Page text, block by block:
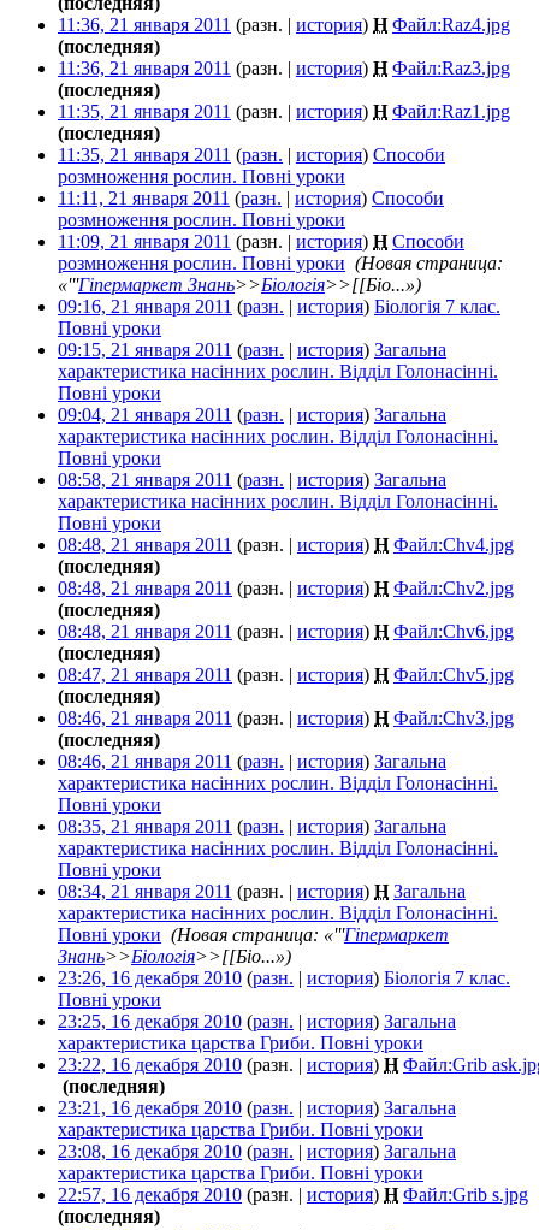
11:36, 21 января 2011 (разн. | история) Н Файл:Raz4.jpg
(последняя)
11:36, 21 января 2011 (разн. | история) Н Файл:Raz3.jpg
(последняя)
11:35, 21 января 2011 (разн. | история) Н Файл:Raz1.jpg
(последняя)
11:35, 21 января 2011 (разн. | история) Способи
розмноження рослин. Повні уроки
11:11, 21 января 2011 (разн. | история) Способи
розмноження рослин. Повні уроки
11:09, 21 января 2011 (разн. | история) Н Способи
розмноження рослин. Повні уроки (Новая страница:
«'''Гіпермаркет Знань>>Біологія>>[[Біо...»)
09:16, 21 января 2011 (разн. | история) Біологія 7 клас.
Повні уроки
09:15, 21 января 2011 (разн. | история) Загальна
характеристика насінних рослин. Відділ Голонасінні.
Повні уроки
09:04, 21 января 2011 (разн. | история) Загальна
характеристика насінних рослин. Відділ Голонасінні.
Повні уроки
08:58, 21 января 2011 (разн. | история) Загальна
характеристика насінних рослин. Відділ Голонасінні.
Повні уроки
08:48, 21 января 2011 (разн. | история) Н Файл:Chv4.jpg
(последняя)
08:48, 21 января 2011 (разн. | история) Н Файл:Chv2.jpg
(последняя)
08:48, 21 января 2011 (разн. | история) Н Файл:Chv6.jpg
(последняя)
08:47, 21 января 2011 (разн. | история) Н Файл:Chv5.jpg
(последняя)
08:46, 21 января 2011 (разн. | история) Н Файл:Chv3.jpg
(последняя)
08:46, 21 января 2011 (разн. | история) Загальна
характеристика насінних рослин. Відділ Голонасінні.
Повні уроки
08:35, 21 января 2011 (разн. | история) Загальна
характеристика насінних рослин. Відділ Голонасінні.
Повні уроки
08:34, 21 января 2011 (разн. | история) Н Загальна
характеристика насінних рослин. Відділ Голонасінні.
Повні уроки (Новая страница: «'''Гіпермаркет
Знань>>Біологія>>[[Біо...»)
23:26, 16 декабря 2010 (разн. | история) Біологія 7 клас.
Повні уроки
23:25, 16 декабря 2010 (разн. | история) Загальна
характеристика царства Гриби. Повні уроки
23:22, 16 декабря 2010 (разн. | история) Н Файл:Grib
(последняя)
23:21, 16 декабря 2010 (разн. | история) Загальна
характеристика царства Гриби. Повні уроки
23:08, 16 декабря 2010 (разн. | история) Загальна
характеристика царства Гриби. Повні уроки
22:57, 16 декабря 2010 (разн. | история) Н Файл:Grib s.jpg
(последняя)